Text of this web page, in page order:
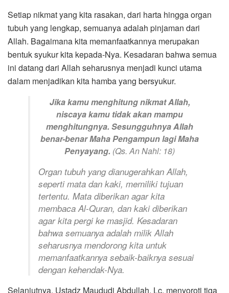
Setiap nikmat yang kita rasakan, dari harta hingga organ
tubuh yang lengkap, semuanya adalah pinjaman dari
Allah. Bagaimana kita memanfaatkannya merupakan
bentuk syukur kita kepada-Nya. Kesadaran bahwa semua
ini datang dari Allah seharusnya menjadi kunci utama
dalam menjadikan kita hamba yang bersyukur.
Jika kamu menghitung nikmat Allah,
niscaya kamu tidak akan mampu
menghitungnya. Sesungguhnya Allah
benar-benar Maha Pengampun lagi Maha
Penyayang. (Qs. An Nahl: 18)
Organ tubuh yang dianugerahkan Allah,
seperti mata dan kaki, memiliki tujuan
tertentu. Mata diberikan agar kita
membaca Al-Quran, dan kaki diberikan
agar kita pergi ke masjid. Kesadaran
bahwa semuanya adalah milik Allah
seharusnya mendorong kita untuk
memanfaatkannya sebaik-baiknya sesuai
dengan kehendak-Nya.
Selanjutnya, Ustadz Maududi Abdullah, Lc, menyoroti tiga